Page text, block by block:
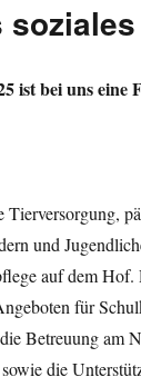
ist bei uns eine
und
auf dem Hof.
für
Betreuung am
die